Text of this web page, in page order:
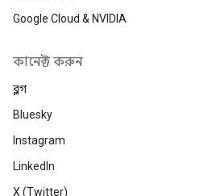
Google Cloud & NVIDIA
কানেক্ট করুন
ব্লগ
Bluesky
Instagram
LinkedIn
X (Twitter)